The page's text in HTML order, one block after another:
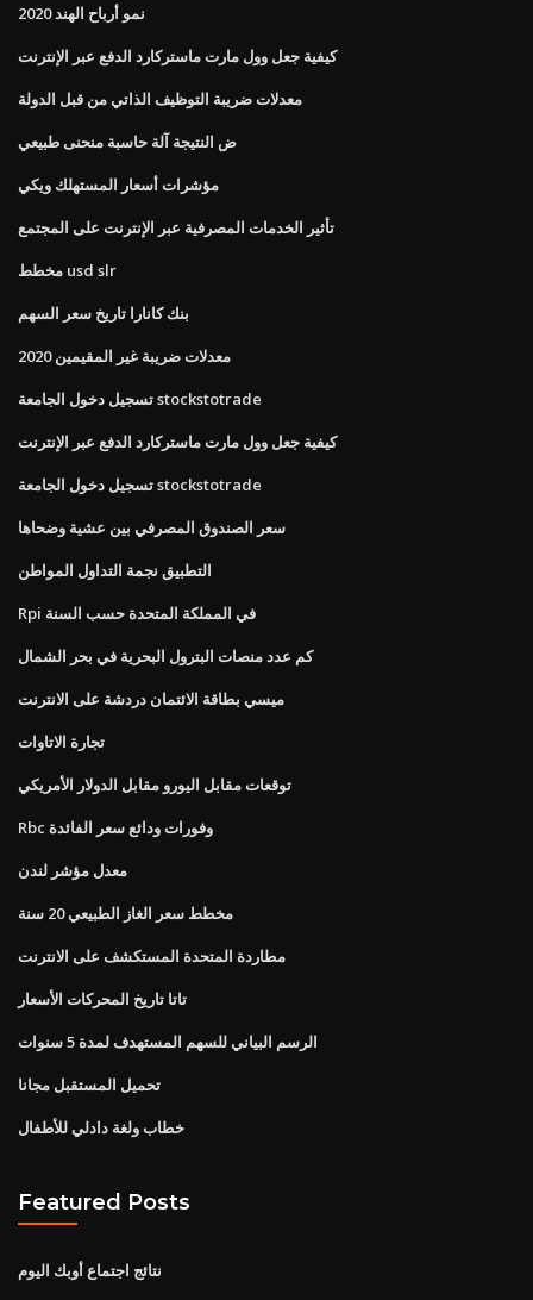
نمو أرباح الهند 2020
كيفية جعل وول مارت ماستركارد الدفع عبر الإنترنت
معدلات ضريبة التوظيف الذاتي من قبل الدولة
ض النتيجة آلة حاسبة منحنى طبيعي
مؤشرات أسعار المستهلك ويكي
تأثير الخدمات المصرفية عبر الإنترنت على المجتمع
مخطط usd slr
بنك كانارا تاريخ سعر السهم
معدلات ضريبة غير المقيمين 2020
تسجيل دخول الجامعة stockstotrade
كيفية جعل وول مارت ماستركارد الدفع عبر الإنترنت
تسجيل دخول الجامعة stockstotrade
سعر الصندوق المصرفي بين عشية وضحاها
التطبيق نجمة التداول المواطن
Rpi في المملكة المتحدة حسب السنة
كم عدد منصات البترول البحرية في بحر الشمال
ميسي بطاقة الائتمان دردشة على الانترنت
تجارة الاتاوات
توقعات مقابل اليورو مقابل الدولار الأمريكي
Rbc وفورات ودائع سعر الفائدة
معدل مؤشر لندن
مخطط سعر الغاز الطبيعي 20 سنة
مطاردة المتحدة المستكشف على الانترنت
تاتا تاريخ المحركات الأسعار
الرسم البياني للسهم المستهدف لمدة 5 سنوات
تحميل المستقبل مجانا
خطاب ولغة دادلي للأطفال
Featured Posts
نتائج اجتماع أوبك اليوم